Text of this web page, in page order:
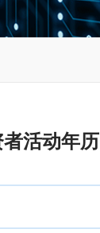
活动年历